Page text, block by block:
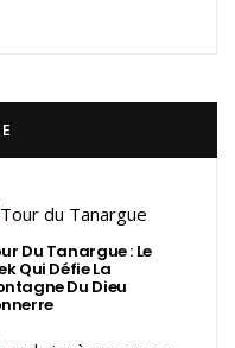
Du Tanargue : Le
Qui Défie La
Du Dieu